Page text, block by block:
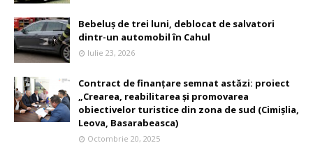
Bebeluș de trei luni, deblocat de salvatori
dintr-un automobil în Cahul
Iulie 23, 2026
Contract de finanțare semnat astăzi: proiect
„Crearea, reabilitarea și promovarea
obiectivelor turistice din zona de sud (Cimișlia,
Leova, Basarabeasca)
Octombrie 20, 2025